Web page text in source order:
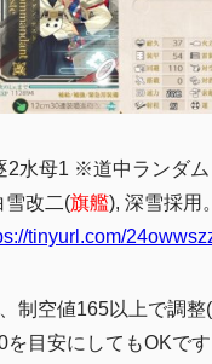
2水母1 ※道中ランダ
改二(旗艦), 深雪採用。
tinyurl.com/
制空値165以上で調整
を目安にしてもOKです